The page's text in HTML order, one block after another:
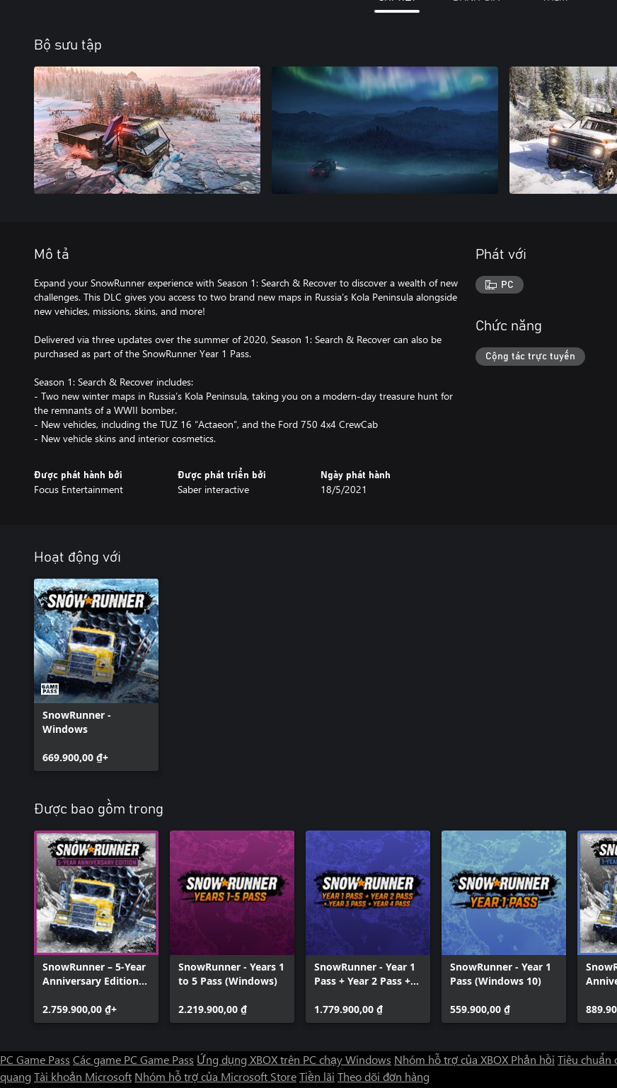
Bộ sưu tập
Mô tả
Expand your SnowRunner experience with Season 1: Search & Recover to discover a wealth of new
challenges. This DLC gives you access to two brand new maps in Russia’s Kola Peninsula alongside
new vehicles, missions, skins, and more!
Delivered via three updates over the summer of 2020, Season 1: Search & Recover can also be
purchased as part of the SnowRunner Year 1 Pass.
Season 1: Search & Recover includes:
- Two new winter maps in Russia’s Kola Peninsula, taking you on a modern-day treasure hunt for
the remnants of a WWII bomber.
- New vehicles, including the TUZ 16 “Actaeon”, and the Ford 750 4x4 CrewCab
- New vehicle skins and interior cosmetics.
Được phát hành bởi
Focus Entertainment
Được phát triển bởi
Saber interactive
Ngày phát hành
18/5/2021
Phát với
PC
Chức năng
Cộng tác trực tuyến
Hoạt động với
SnowRunner -
Windows
669.900,00 ₫+
Được bao gồm trong
SnowRunner – 5-Year
Anniversary Edition
2.759.900,00 ₫+
SnowRunner - Years 1
to 5 Pass (Windows)
2.219.900,00 ₫
SnowRunner - Year 1
Pass + Year 2 Pass +
Pass
1.779.900,00 ₫
SnowRunner - Year 1
Pass (Windows 10)
559.900,00 ₫
PC Game Pass Các game PC Game Pass Ứng dụng XBOX trên PC chạy Windows Nhóm hỗ trợ của XBOX Phản hồi Tiêu chuẩn
quang Tài khoản Microsoft Nhóm hỗ trợ của Microsoft StoreTiền lãi Theo dõi đơn hàng